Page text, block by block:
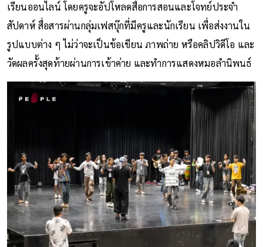
เรียนออนไลน์ โดยครูจะอัปโหลดสื่อการสอนและโจทย์ประจำ
สัปดาห์ สื่อสารผ่านกลุ่มเฟสบุ๊กที่มีครูและนักเรียน เพื่อส่งงานใน
รูปแบบต่าง ๆ ไม่ว่าจะเป็นข้อเขียน ภาพถ่าย หรือคลิปวิดีโอ และ
วัดผลครั้งสุดท้ายผ่านการเข้าค่าย และทำการแสดงหมอลำนิพนธ์